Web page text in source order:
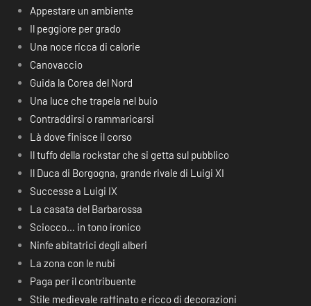
Appestare un ambiente
Il peggiore per grado
Una noce ricca di calorie
Canovaccio
Guida la Corea del Nord
Una luce che trapela nel buio
Contraddirsi o rammaricarsi
Là dove finisce il corso
Il tuffo della rockstar che si getta sul pubblico
Il Duca di Borgogna, grande rivale di Luigi XI
Successe a Luigi IX
La casata del Barbarossa
Sciocco… in tono ironico
Ninfe abitatrici degli alberi
La zona con le nubi
Paga per il contribuente
Stile medievale raffinato e ricco di decorazioni